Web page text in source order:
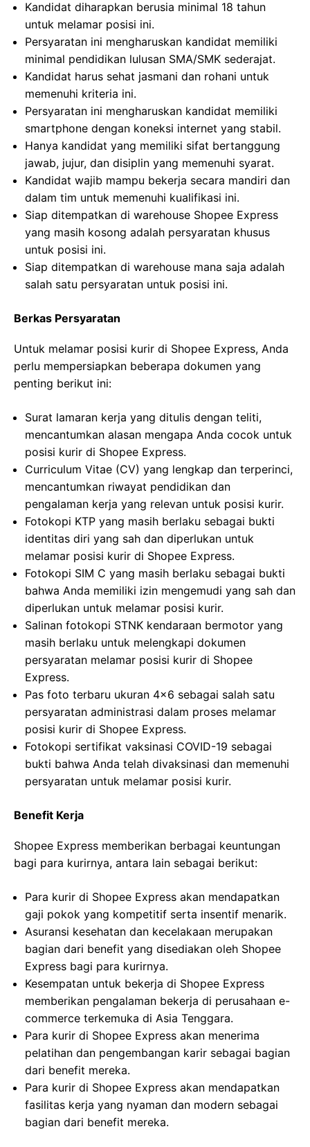
Kandidat diharapkan berusia minimal 18 tahun
untuk melamar posisi ini.
Persyaratan ini mengharuskan kandidat memiliki
minimal pendidikan lulusan SMA/SMK sederajat.
Kandidat harus sehat jasmani dan rohani untuk
memenuhi kriteria ini.
Persyaratan ini mengharuskan kandidat memiliki
smartphone dengan koneksi internet yang stabil.
Hanya kandidat yang memiliki sifat bertanggung
jawab, jujur, dan disiplin yang memenuhi syarat.
Kandidat wajib mampu bekerja secara mandiri dan
dalam tim untuk memenuhi kualifikasi ini.
Siap ditempatkan di warehouse Shopee Express
yang masih kosong adalah persyaratan khusus
untuk posisi ini.
Siap ditempatkan di warehouse mana saja adalah
salah satu persyaratan untuk posisi ini.
Berkas Persyaratan
Untuk melamar posisi kurir di Shopee Express, Anda
perlu mempersiapkan beberapa dokumen yang
penting berikut ini:
Surat lamaran kerja yang ditulis dengan teliti,
mencantumkan alasan mengapa Anda cocok untuk
posisi kurir di Shopee Express.
Curriculum Vitae (CV) yang lengkap dan terperinci,
mencantumkan riwayat pendidikan dan
pengalaman kerja yang relevan untuk posisi kurir.
Fotokopi KTP yang masih berlaku sebagai bukti
identitas diri yang sah dan diperlukan untuk
melamar posisi kurir di Shopee Express.
Fotokopi SIM C yang masih berlaku sebagai bukti
bahwa Anda memiliki izin mengemudi yang sah dan
diperlukan untuk melamar posisi kurir.
Salinan fotokopi STNK kendaraan bermotor yang
masih berlaku untuk melengkapi dokumen
persyaratan melamar posisi kurir di Shopee
Express.
Pas foto terbaru ukuran 4×6 sebagai salah satu
persyaratan administrasi dalam proses melamar
posisi kurir di Shopee Express.
Fotokopi sertifikat vaksinasi COVID-19 sebagai
bukti bahwa Anda telah divaksinasi dan memenuhi
persyaratan untuk melamar posisi kurir.
Benefit Kerja
Shopee Express memberikan berbagai keuntungan
bagi para kurirnya, antara lain sebagai berikut:
Para kurir di Shopee Express akan mendapatkan
gaji pokok yang kompetitif serta insentif menarik.
Asuransi kesehatan dan kecelakaan merupakan
bagian dari benefit yang disediakan oleh Shopee
Express bagi para kurirnya.
Kesempatan untuk bekerja di Shopee Express
memberikan pengalaman bekerja di perusahaan e-
commerce terkemuka di Asia Tenggara.
Para kurir di Shopee Express akan menerima
pelatihan dan pengembangan karir sebagai bagian
dari benefit mereka.
Para kurir di Shopee Express akan mendapatkan
fasilitas kerja yang nyaman dan modern sebagai
bagian dari benefit mereka.